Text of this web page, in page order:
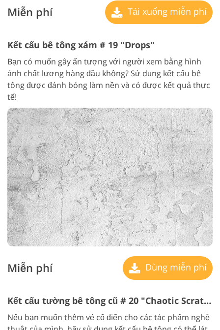
Miễn phí Tải xuống miễn phí
Kết cấu bê tông xám # 19 "Drops"
Bạn có muốn gây ấn tượng với người xem bằng hình
ảnh chất lượng hàng đầu không? Sử dụng kết cấu bê
tông được đánh bóng làm nền và có được kết quả thực
tế!
Miễn phí Dùng miễn phí
Kết cấu tường bê tông cũ # 20 "Chaotic Scratches"
Nếu bạn muốn thêm vẻ cổ điển cho các tác phẩm nghệ